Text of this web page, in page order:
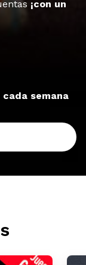
¡con un
cada semana